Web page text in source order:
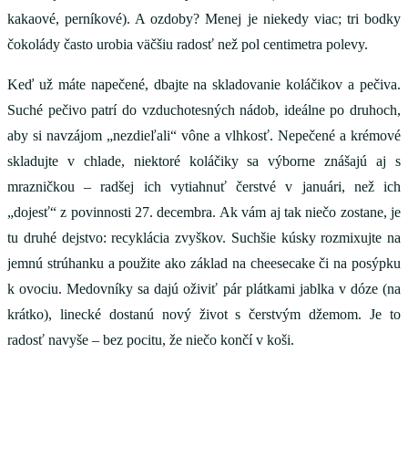
kakaové, perníkové). A ozdoby? Menej je niekedy viac; tri bodky
čokolády často urobia väčšiu radosť než pol centimetra polevy.
Keď už máte napečené, dbajte na skladovanie koláčikov a pečiva.
Suché pečivo patrí do vzduchotesných nádob, ideálne po druhoch,
aby si navzájom „nezdieľali“ vône a vlhkosť. Nepečené a krémové
skladujte v chlade, niektoré koláčiky sa výborne znášajú aj s
mrazničkou – radšej ich vytiahnuť čerstvé v januári, než ich
„dojesť“ z povinnosti 27. decembra. Ak vám aj tak niečo zostane, je
tu druhé dejstvo: recyklácia zvyškov. Suchšie kúsky rozmixujte na
jemnú strúhanku a použite ako základ na cheesecake či na posýpku
k ovociu. Medovníky sa dajú oživiť pár plátkami jablka v dóze (na
krátko), linecké dostanú nový život s čerstvým džemom. Je to
radosť navyše – bez pocitu, že niečo končí v koši.